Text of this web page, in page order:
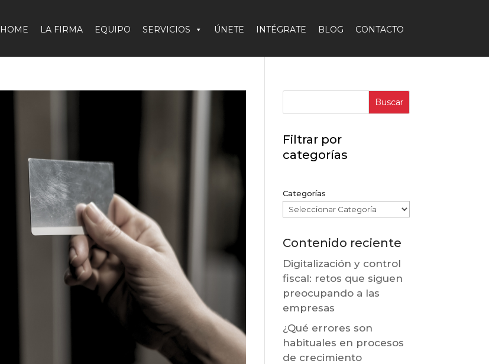
HOME LA FIRMA EQUIPO SERVICIOS ÚNETE INTÉGRATE BLOG CONTACTO
Buscar
Filtrar por
categorías
Categorías
Contenido reciente
Digitalización y control
fiscal: retos que siguen
preocupando a las
empresas
¿Qué errores son
habituales en procesos
de crecimiento